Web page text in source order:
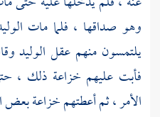
وهو صداقها ، فلما مات
يلتمسون منهم عقل الوليد
فأبت عليهم خزاعةذلك ،
الأمر ، ثم أعطتهمخزاعةبعض